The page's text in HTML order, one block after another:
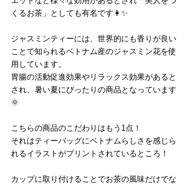
くるお茶」としても有名です👩✨
ジャスミンティーには、世界的にも香りが良い
ことで知られるベトナム産のジャスミン花を使
用しています。
胃腸の活動促進効果やリラックス効果があると
され、暑い夏にぴったりの商品となっています
🌞
こちらの商品のこだわりはもう1点！
それはティーバッグにベトナムらしさを感じら
れるイラストがプリントされているところ！
カップに取り付けることでお茶の風味だけでな